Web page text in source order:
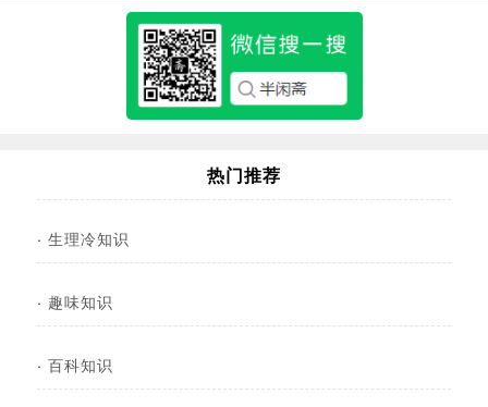
热门推荐
· 生理冷知识
· 趣味知识
· 百科知识